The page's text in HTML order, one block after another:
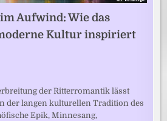
Aufwind: Wie das
Kultur inspiriert
der Ritterromantik lässt
der langen kulturellen Tradition des
Epik, Minnesang,